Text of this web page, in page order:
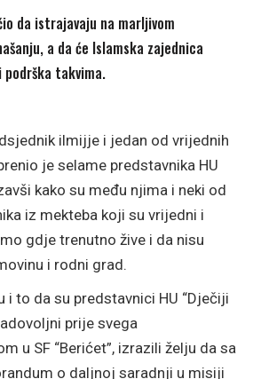
da istrajavaju na marljivom
a da će Islamska zajednica
takvima.
ilmijje i jedan od vrijednih
je selame predstavnika HU
kako su među njima i neki od
iz mekteba koji su vrijedni i
gdje trenutno žive i da nisu
i rodni grad.
i to da su predstavnici HU “Dječiji
prije svega
u SF “Berićet”, izrazili želju da sa
o daljnoj saradnji u misiji